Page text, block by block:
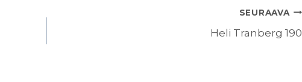
SEURAAVA
Heli Tranberg 190